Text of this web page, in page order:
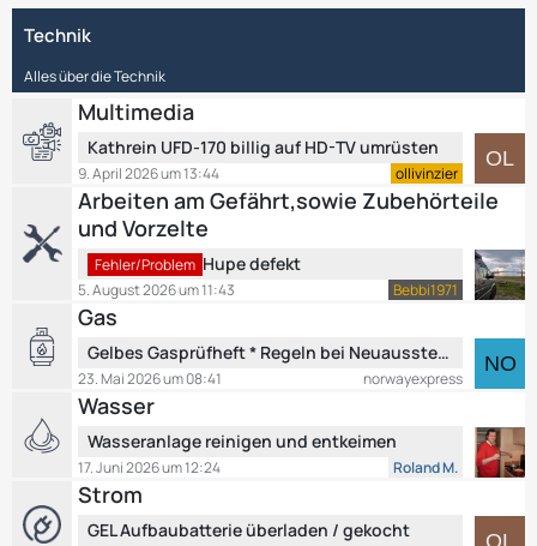
r
ä
g
e
z
t
B
e
r
ä
g
Technik
Alles über die Technik
Multimedia
e
t
z
t
B
e
r
ä
Kathrein UFD-170 billig auf HD-TV umrüsten
ollivinzier
9. April 2026 um 13:44
Arbeiten am Gefährt,sowie Zubehörteile
und Vorzelte
e
t
z
e
B
t
r
Fehler/Problem Hupe defekt
Bebbi1971
5. August 2026 um 11:43
Gas
e
t
z
e
B
Gelbes Gasprüfheft * Regeln bei Neuausstellung Ersatzheft * Mitführpflicht
norwayexpress
23. Mai 2026 um 08:41
Wasser
e
t
z
Wasseranlage reinigen und entkeimen
Roland M.
17. Juni 2026 um 12:24
Strom
GEL Aufbaubatterie überladen / gekocht